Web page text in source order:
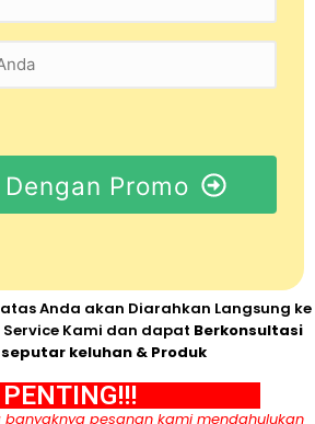
Dengan Promo
Anda akan Diarahkan Langsung ke
Service Kami dan dapat Berkonsultasi
keluhan & Produk
PENTING!!!
banyaknya pesanan kami mendahulukan